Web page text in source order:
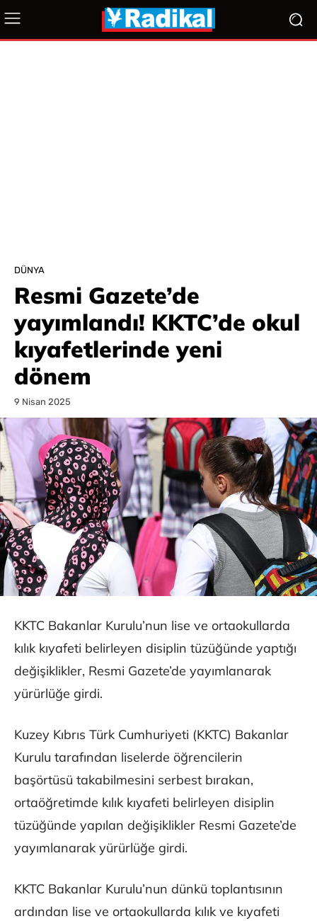
DÜNYA
Resmi Gazete’de
yayımlandı! KKTC’de okul
kıyafetlerinde yeni
dönem
9 Nisan 2025
KKTC Bakanlar Kurulu’nun lise ve ortaokullarda
kılık kıyafeti belirleyen disiplin tüzüğünde yaptığı
değişiklikler, Resmi Gazete’de yayımlanarak
yürürlüğe girdi.
Kuzey Kıbrıs Türk Cumhuriyeti (KKTC) Bakanlar
Kurulu tarafından liselerde öğrencilerin
başörtüsü takabilmesini serbest bırakan,
ortaöğretimde kılık kıyafeti belirleyen disiplin
tüzüğünde yapılan değişiklikler Resmi Gazete’de
yayımlanarak yürürlüğe girdi.
KKTC Bakanlar Kurulu’nun dünkü toplantısının
ardından lise ve ortaokullarda kılık ve kıyafeti